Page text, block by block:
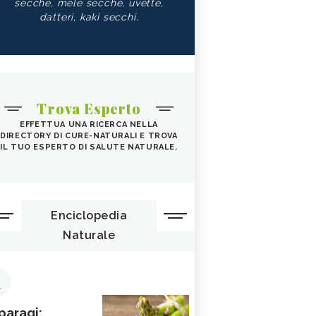
secche, mele secche, uvette,
datteri, kaki secchi.
Trova Esperto
EFFETTUA UNA RICERCA NELLA
DIRECTORY DI CURE-NATURALI E TROVA
IL TUO ESPERTO DI SALUTE NATURALE.
Enciclopedia
Naturale